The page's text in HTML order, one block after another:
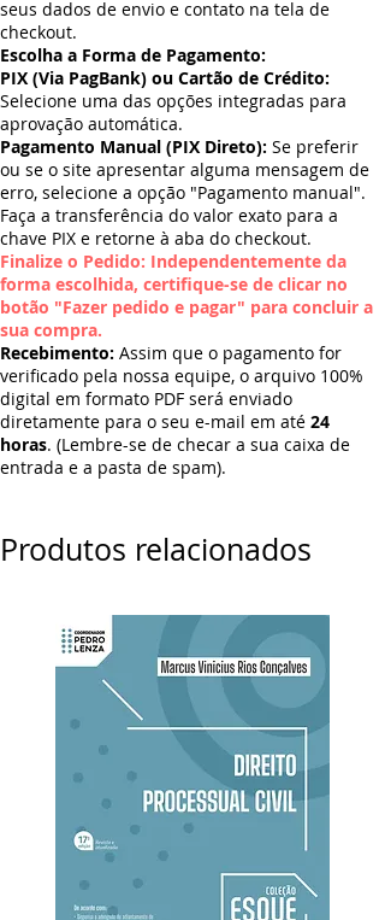
seus dados de envio e contato na tela de
checkout.
Escolha a Forma de Pagamento:
PIX (Via PagBank) ou Cartão de Crédito:
Selecione uma das opções integradas para
aprovação automática.
Pagamento Manual (PIX Direto): Se preferir
ou se o site apresentar alguma mensagem de
erro, selecione a opção "Pagamento manual".
Faça a transferência do valor exato para a
chave PIX e retorne à aba do checkout.
Finalize o Pedido: Independentemente da
forma escolhida, certifique-se de clicar no
botão "Fazer pedido e pagar" para concluir a
sua compra.
Recebimento: Assim que o pagamento for
verificado pela nossa equipe, o arquivo 100%
digital em formato PDF será enviado
diretamente para o seu e-mail em até 24
horas. (Lembre-se de checar a sua caixa de
entrada e a pasta de spam).
Produtos relacionados